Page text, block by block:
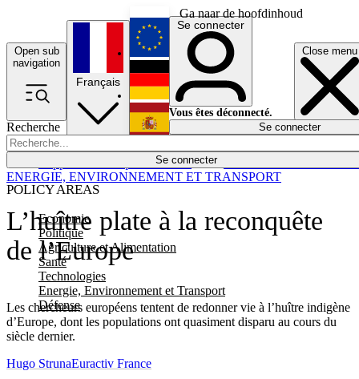
Ga naar de hoofdinhoud
Open sub
navigation
Close menu
Recherche
Se connecter
POLICY AREAS
Economie
Politique
Agriculture et Alimentation
Santé
Technologies
Energie, Environnement et Transport
Défense
Économie
Français
English
Deutsch
Español
Se connecter
Vous êtes déconnecté.
Se connecter
L’huître plate à la reconquête
de l’Europe
Les chercheurs européens tentent de redonner vie à l’huître indigène
d’Europe, dont les populations ont quasiment disparu au cours du
siècle dernier.
ENERGIE, ENVIRONNEMENT ET TRANSPORT
Hugo StrunaEuractiv France